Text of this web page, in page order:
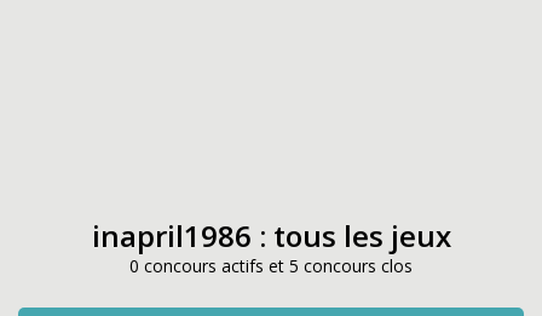
inapril1986 : tous les jeux
0 concours actifs et 5 concours clos